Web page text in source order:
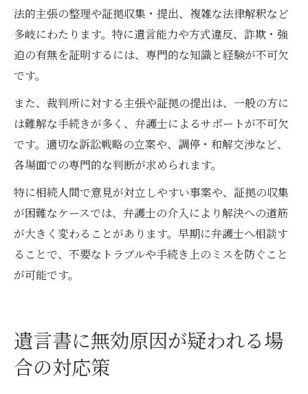
法的主張の整理や証拠収集・提出、複雑な法律解釈など
多岐にわたります。特に遺言能力や方式違反、詐欺・強
迫の有無を証明するには、専門的な知識と経験が不可欠
です。
また、裁判所に対する主張や証拠の提出は、一般の方に
は難解な手続きが多く、弁護士によるサポートが不可欠
です。適切な訴訟戦略の立案や、調停・和解交渉など、
各場面での専門的な判断が求められます。
特に相続人間で意見が対立しやすい事案や、証拠の収集
が困難なケースでは、弁護士の介入により解決への道筋
が大きく変わることがあります。早期に弁護士へ相談す
ることで、不要なトラブルや手続き上のミスを防ぐこと
が可能です。
遺言書に無効原因が疑われる場
合の対応策